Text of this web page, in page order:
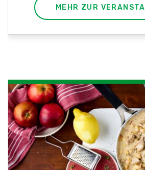
MEHR ZUR